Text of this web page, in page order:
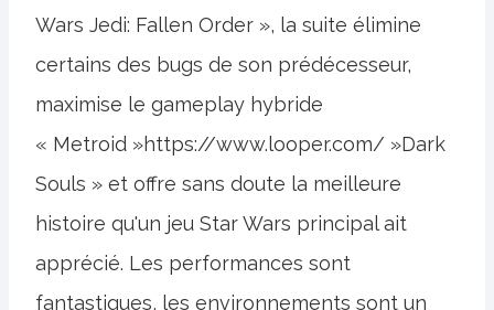
Wars Jedi: Fallen Order », la suite élimine
certains des bugs de son prédécesseur,
maximise le gameplay hybride
« Metroid »https://www.looper.com/ »Dark
Souls » et offre sans doute la meilleure
histoire qu'un jeu Star Wars principal ait
apprécié. Les performances sont
fantastiques, les environnements sont un